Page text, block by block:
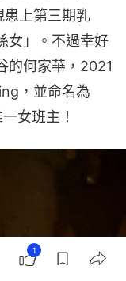
上第三期乳
女」。不過幸好
的何家華，2021
，並命名為
女班主！
1